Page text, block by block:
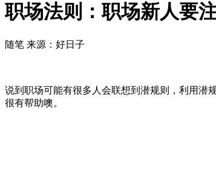
职场法则：职场新人要
随笔 来源：好日子
说到职场可能有很多人会联想到潜规则，利用潜
很有帮助噢。